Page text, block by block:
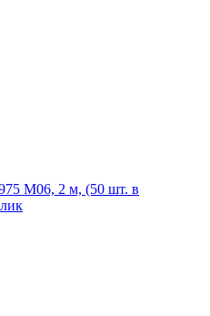
М06, 2 м, (50 шт. в